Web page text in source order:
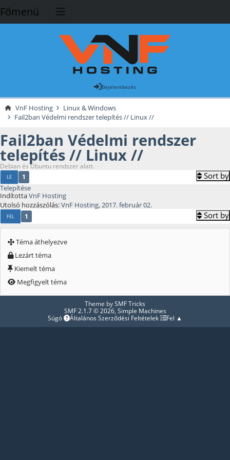
Főmenü
Bejelentkezés
VnF Hosting
Linux & Windows
Fail2ban Védelmi rendszer telepítés // Linux //
Fail2ban Védelmi rendszer
telepítés // Linux //
Debian és Ubuntu rendszer alatt.
LE 1 Sort by
Telepítése
IndítottaVnF Hosting
Utolsó hozzászólás:VnF Hosting,2017. február 02.
FEL 1 Sort by
Téma áthelyezve
Lezárt téma
Kiemelt téma
Megfigyelt téma
Theme bySMF Tricks
SMF 2.1.7 © 2026, Simple Machines
Súgó
Általános Szerződési Feltételek Fel ▲